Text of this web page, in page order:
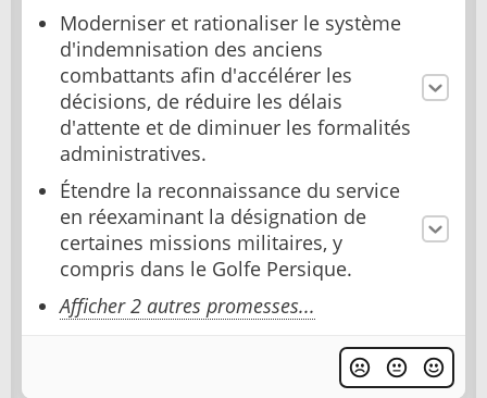
Moderniser et rationaliser le système
d'indemnisation des anciens
combattants afin d'accélérer les
décisions, de réduire les délais
d'attente et de diminuer les formalités
administratives.
Étendre la reconnaissance du service
en réexaminant la désignation de
certaines missions militaires, y
compris dans le Golfe Persique.
Afficher 2 autres promesses...